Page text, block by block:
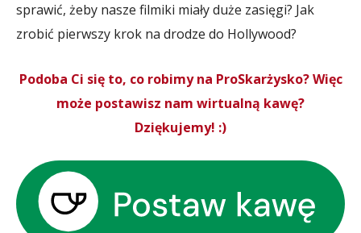
sprawić, żeby nasze filmiki miały duże zasięgi? Jak
zrobić pierwszy krok na drodze do Hollywood?
Podoba Ci się to, co robimy na ProSkarżysko? Więc
może postawisz nam wirtualną kawę?
Dziękujemy! :)